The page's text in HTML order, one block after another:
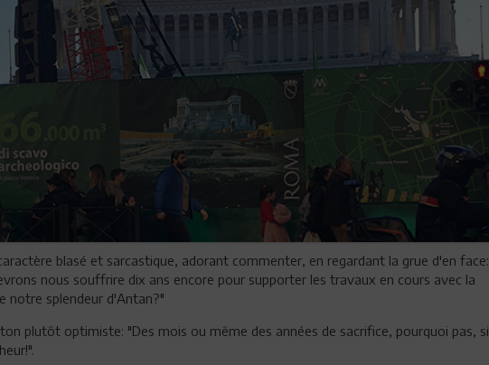
blasé et sarcastique, adorant commenter, en regardant la grue d'en face:
nous souffrire dix ans encore pour supporter les travaux en cours avec la
notre splendeur d'Antan?"
plutôt optimiste: "Des mois ou même des années de sacrifice, pourquoi pas, si